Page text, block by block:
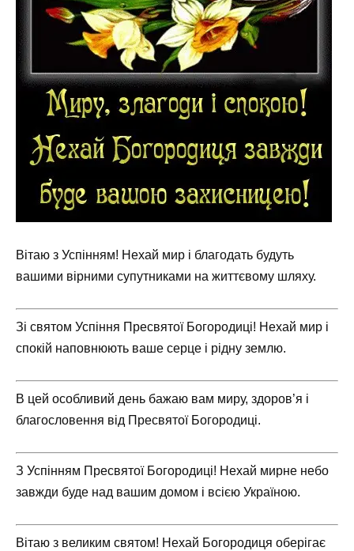
Вітаю з Успінням! Нехай мир і благодать будуть
вашими вірними супутниками на життєвому шляху.
Зі святом Успіння Пресвятої Богородиці! Нехай мир і
спокій наповнюють ваше серце і рідну землю.
В цей особливий день бажаю вам миру, здоров’я і
благословення від Пресвятої Богородиці.
З Успінням Пресвятої Богородиці! Нехай мирне небо
завжди буде над вашим домом і всією Україною.
Вітаю з великим святом! Нехай Богородиця оберігає